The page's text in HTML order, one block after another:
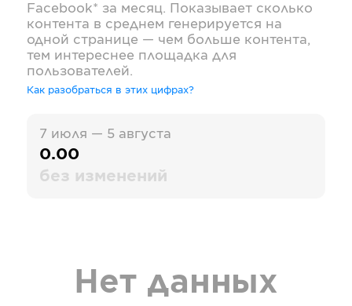
Facebook* за месяц. Показывает сколько
контента в среднем генерируется на
одной странице — чем больше контента,
тем интереснее площадка для
пользователей.
Как разобраться в этих цифрах?
7 июля — 5 августа
0.00
без изменений
Нет данных